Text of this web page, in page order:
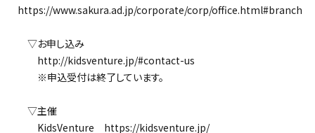
https://www.sakura.ad.jp/corporate/corp/office.html#branch
▽お申し込み
http://kidsventure.jp/#contact-us
※申込受付は終了しています。
▽主催
KidsVenture https://kidsventure.jp/